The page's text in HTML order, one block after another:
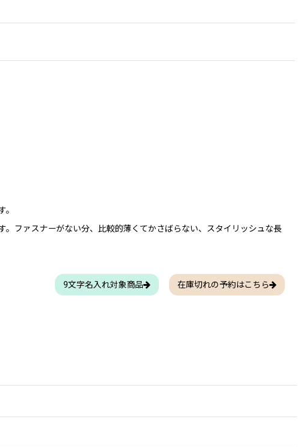
ファスナーがない分、比較的薄くてかさばらない、スタイリッシュな長
9文字名入れ対象商品 在庫切れの予約はこちら